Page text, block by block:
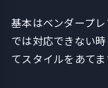
基本はベンダープ
では対応できない
てスタイルをあてま